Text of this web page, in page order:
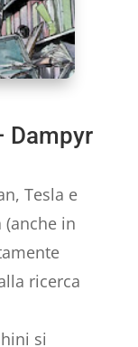
Dampyr
Tesla e
in
ricerca
si